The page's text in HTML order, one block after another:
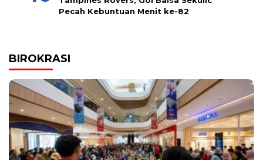
Pecah Kebuntuan Menit ke-82
BIROKRASI